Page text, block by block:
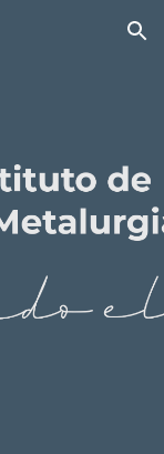
Skip to navigation